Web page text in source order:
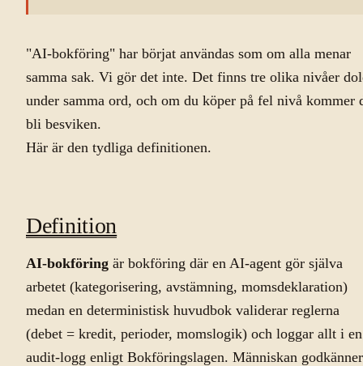
"AI-bokföring" har börjat användas som om alla menar
samma sak. Vi gör det inte. Det finns tre olika nivåer
under samma ord, och om du köper på fel nivå kommer
bli besviken.
Här är den tydliga definitionen.
Definition
AI-bokföring är bokföring där en AI-agent gör själva
arbetet (kategorisering, avstämning, momsdeklaration)
medan en deterministisk huvudbok validerar reglerna
(debet = kredit, perioder, momslogik) och loggar allt i en
audit-logg enligt Bokföringslagen. Människan